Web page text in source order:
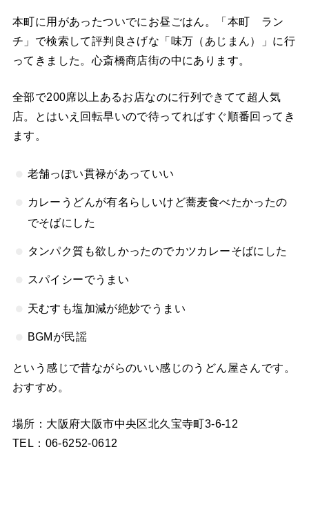
本町に用があったついでにお昼ごはん。「本町 ラン
チ」で検索して評判良さげな「味万（あじまん）」に行
ってきました。心斎橋商店街の中にあります。
全部で200席以上あるお店なのに行列できてて超人気
店。とはいえ回転早いので待ってればすぐ順番回ってき
ます。
老舗っぽい貫禄があっていい
カレーうどんが有名らしいけど蕎麦食べたかったの
でそばにした
タンパク質も欲しかったのでカツカレーそばにした
スパイシーでうまい
天むすも塩加減が絶妙でうまい
BGMが民謡
という感じで昔ながらのいい感じのうどん屋さんです。
おすすめ。
場所：大阪府大阪市中央区北久宝寺町3-6-12
TEL：06-6252-0612